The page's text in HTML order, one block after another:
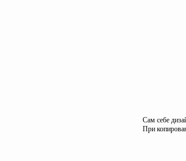
Сам себе
При